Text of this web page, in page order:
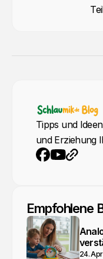
Tipps und
und Erziehung
Empfohlene
24.